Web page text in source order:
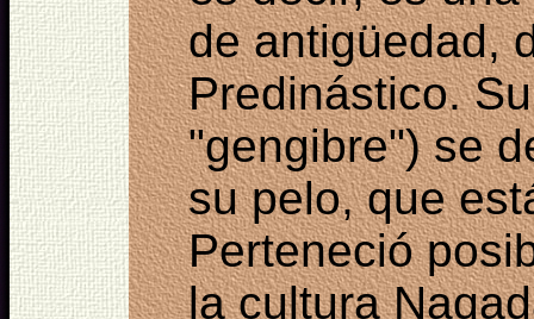
de antigüedad,
Predinástico.
"gengibre") se
su pelo, que
Perteneció
la cultura